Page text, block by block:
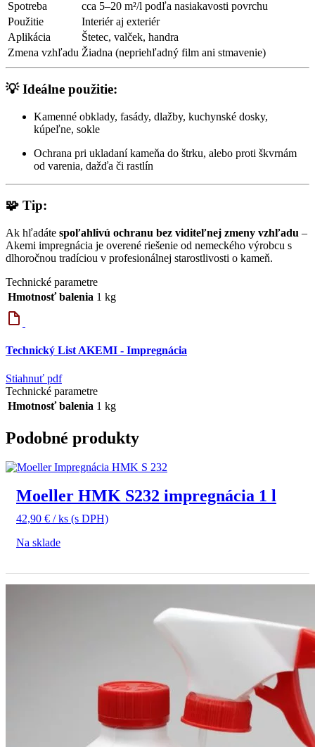
Spotreba
cca 5–20 m²/l podľa nasiakavosti povrchu
Použitie
Interiér aj exteriér
Aplikácia
Štetec, valček, handra
Zmena vzhľadu Žiadna (nepriehľadný film ani stmavenie)
💡 Ideálne použitie:
Kamenné obklady, fasády, dlažby, kuchynské dosky,
kúpeľne, sokle
Ochrana pri ukladaní kameňa do štrku, alebo proti škvrnám
od varenia, dažďa či rastlín
🧩 Tip:
Ak hľadáte spoľahlivú ochranu bez viditeľnej zmeny vzhľadu –
Akemi impregnácia je overené riešenie od nemeckého výrobcu s
dlhoročnou tradíciou v profesionálnej starostlivosti o kameň.
Technické parametre
Hmotnosť balenia 1 kg
Technický List AKEMI - Impregnácia
Stiahnuť pdf
Technické parametre
Hmotnosť balenia 1 kg
Podobné produkty
Moeller HMK S232 impregnácia 1 l
42,90 € / ks (s DPH)
Na sklade